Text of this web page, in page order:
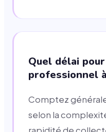
Quel délai
professionnel
Comptez
selon la